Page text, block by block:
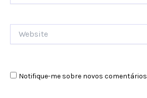
Notifique-me sobre novos